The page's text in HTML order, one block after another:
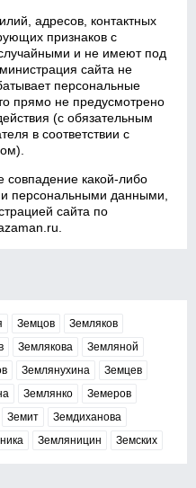
адресов, контактных
признаков с
и не имеют под
сайта не
персональные
прямо не предусмотрено
(с обязательным
в соответствии с
какой‑либо
персональными данными,
сайта по
Земцов
Земляков
Землякова
Земляной
Землянухина
Земцев
Землянко
Земеров
Земит
Земдиханова
Земляницин Земских